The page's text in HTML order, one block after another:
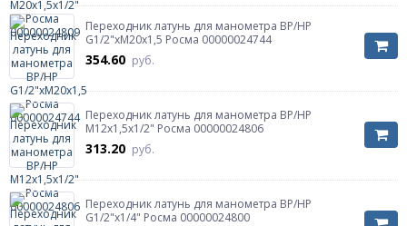
Переходник латунь для манометра ВР/НР
G1/2"хМ20х1,5 Росма 00000024744
354.60 руб.
Переходник латунь для манометра ВР/НР
М12х1,5х1/2" Росма 00000024806
313.20 руб.
Переходник латунь для манометра ВР/НР
G1/2"х1/4" Росма 00000024800